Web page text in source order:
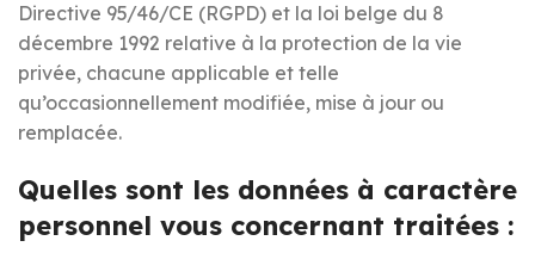
Directive 95/46/CE (RGPD) et la loi belge du 8
décembre 1992 relative à la protection de la vie
privée, chacune applicable et telle
qu’occasionnellement modifiée, mise à jour ou
remplacée.
Quelles sont les données à caractère
personnel vous concernant traitées :